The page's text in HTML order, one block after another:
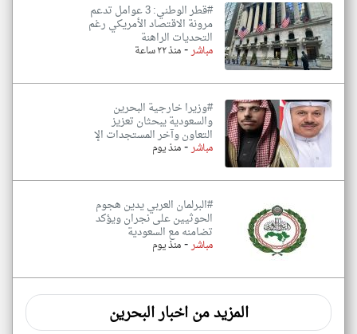
#قطر الوطني: 3 عوامل تدعم
مرونة الاقتصاد الأمريكي رغم
التحديات الراهنة
مباشر-منذ ٢٢ ساعة
#وزيرا خارجية البحرين
والسعودية يبحثان تعزيز
التعاون وآخر المستجدات الإ
مباشر-منذ يوم
#البرلمان العربي يدين هجوم
الحوثيين على نجران ويؤكد
تضامنه مع السعودية
مباشر-منذ يوم
المزيد من اخبار البحرين